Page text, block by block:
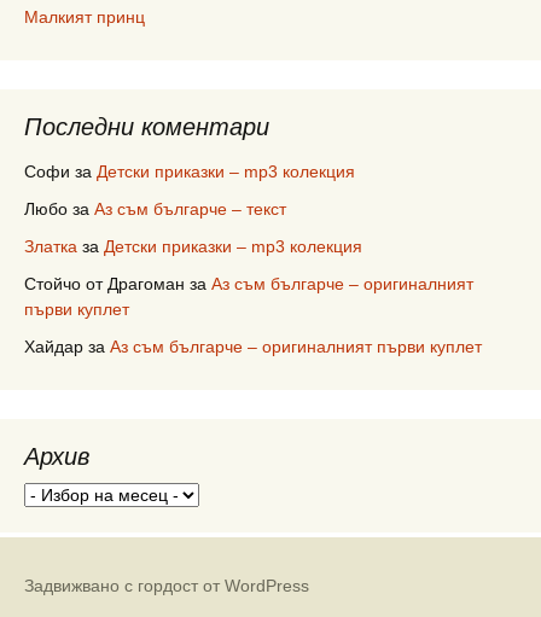
Малкият принц
Последни коментари
Софи за Детски приказки – mp3 колекция
Любо за Аз съм българче – текст
Златка за Детски приказки – mp3 колекция
Стойчо от Драгоман за Аз съм българче – оригиналният
първи куплет
Хайдар за Аз съм българче – оригиналният първи куплет
Архив
Архив
Задвижвано с гордост от WordPress